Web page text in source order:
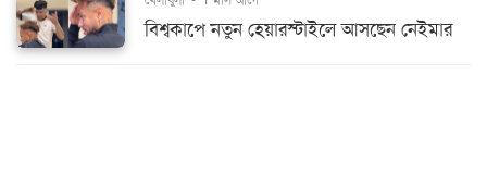
বিশ্বকাপে নতুন হেয়ারস্টাইলে আসছেন নেইমার